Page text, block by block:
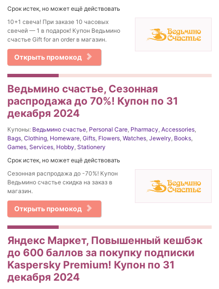
Срок истек, но может ещё действовать
10+1 свеча! При заказе 10 часовых
свечей — 1 в подарок! Купон Ведьмино
счастье Gift for an order в магазин.
Открыть промокод
Ведьмино счастье, Сезонная
распродажа до 70%! Купон по 31
декабря 2024
Купоны: Ведьмино счастье, Personal Care, Pharmacy, Accessories,
Bags, Clothing, Homeware, Gifts, Flowers, Watches, Jewelry, Books,
Games, Services, Hobby, Stationery
Срок истек, но может ещё действовать
Сезонная распродажа до -70%! Купон
Ведьмино счастье скидка на заказ в
магазин.
Открыть промокод
Яндекс Маркет, Повышенный кешбэк
до 600 баллов за покупку подписки
Kaspersky Premium! Купон по 31
декабря 2024